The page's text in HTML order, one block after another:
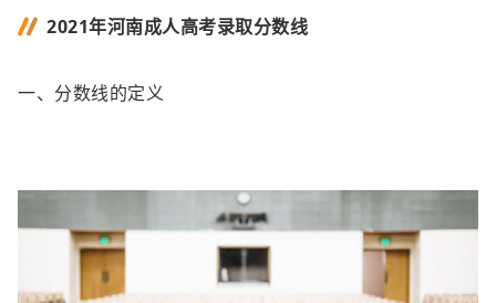
2021年河南成人高考录取分数线
一、分数线的定义